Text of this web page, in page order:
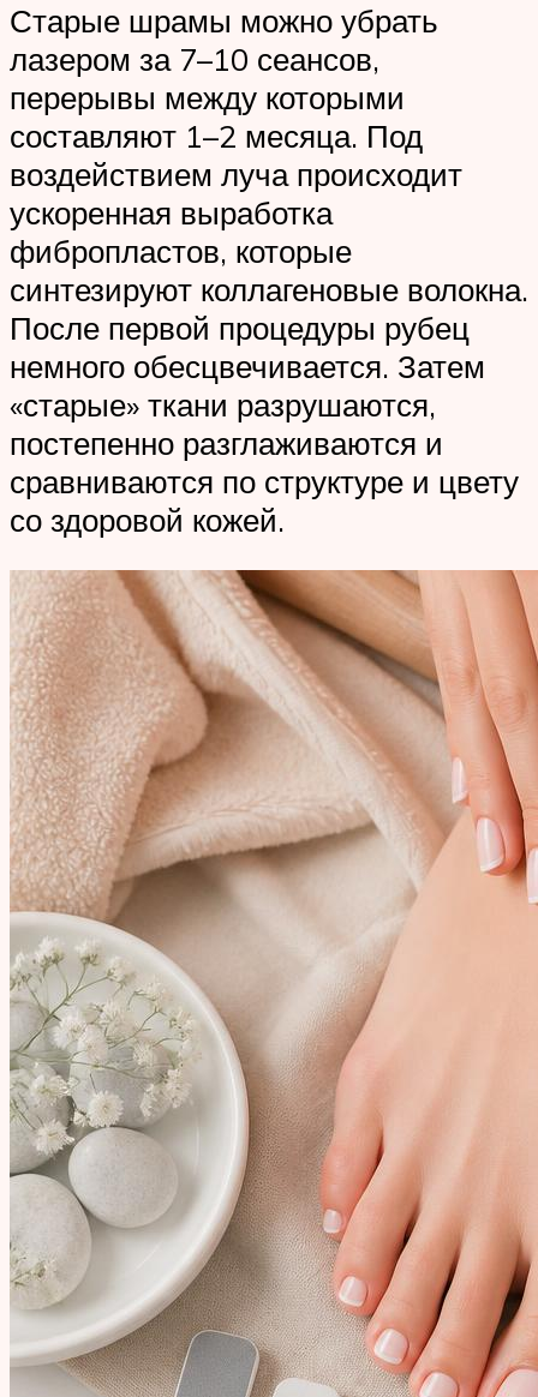
Старые шрамы можно убрать
лазером за 7–10 сеансов,
перерывы между которыми
составляют 1–2 месяца. Под
воздействием луча происходит
ускоренная выработка
фибропластов, которые
синтезируют коллагеновые волокна.
После первой процедуры рубец
немного обесцвечивается. Затем
«старые» ткани разрушаются,
постепенно разглаживаются и
сравниваются по структуре и цвету
со здоровой кожей.